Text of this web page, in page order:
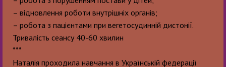
– відновлення роботи внутрішніх органів;
– робота з пацієнтами при вегетосудинній дистонії.
Тривалість сеансу 40-60 хвилин
***
Наталія проходила навчання в Українській федерації